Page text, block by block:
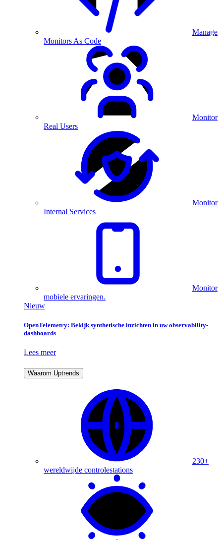
Manage
Monitors As Code
Monitor
Real Users
Monitor
Internal Services
Monitor
mobiele ervaringen.
Nieuw
OpenTelemetry: Bekijk synthetische inzichten in uw observability-
dashboards
Lees meer
Waarom Uptrends
230+
wereldwijde controlestations